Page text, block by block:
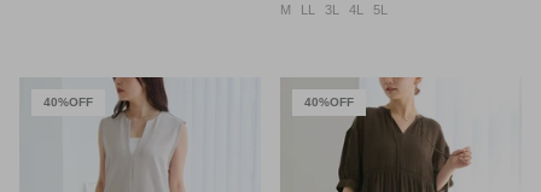
M LL 3L 4L 5L
40%OFF 40%OFF